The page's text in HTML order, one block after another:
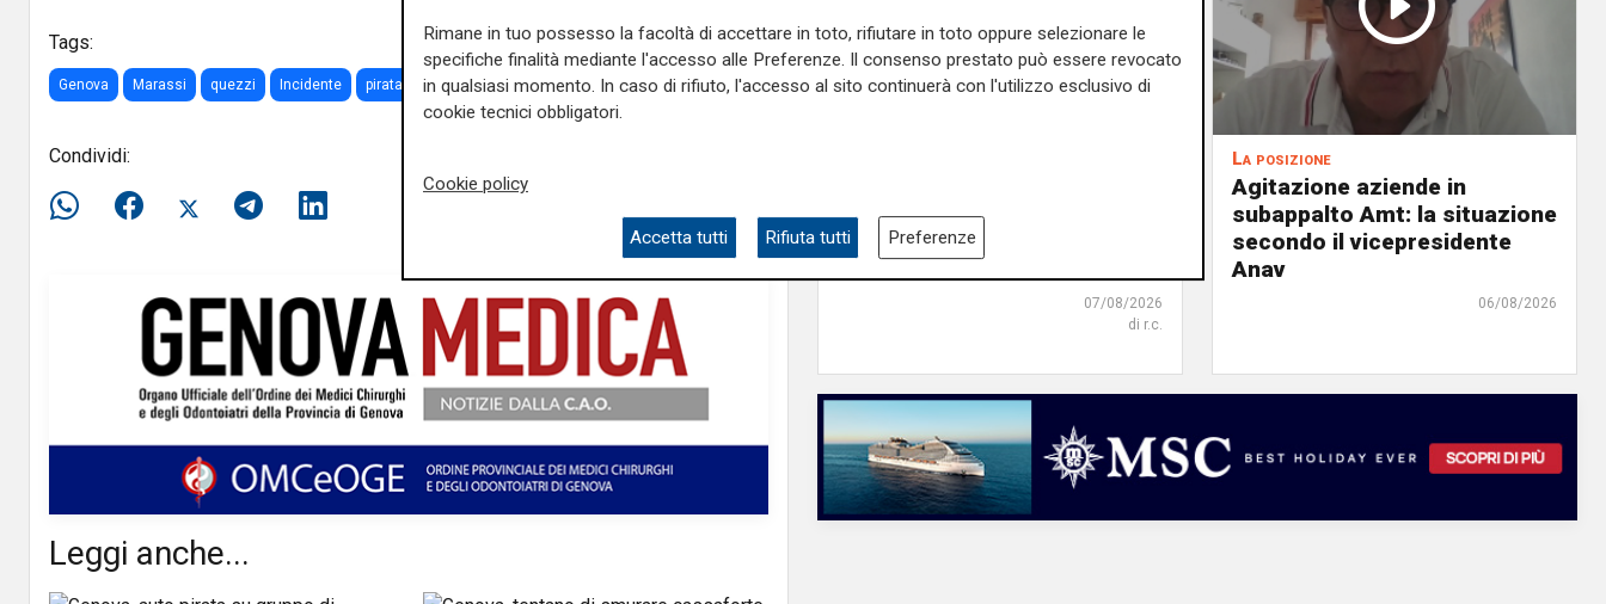
Tags:
Genova Marassi quezzi Incidente pirata ragazzi travolti
Condividi:
Leggi anche...
all'autunno: oltre due milioni
di euro per la pulizia di rivi e
torrenti
07/08/2026
di r.c.
La posizione
Agitazione aziende in
subappalto Amt: la situazione
secondo il vicepresidente
Anav
06/08/2026
Rimane in tuo possesso la facoltà di accettare in toto, rifiutare in toto oppure selezionare le
specifiche finalità mediante l'accesso alle Preferenze. Il consenso prestato può essere revocato
in qualsiasi momento. In caso di rifiuto, l'accesso al sito continuerà con l'utilizzo esclusivo di
cookie tecnici obbligatori.
Cookie policy
Accetta tutti Rifiuta tutti Preferenze